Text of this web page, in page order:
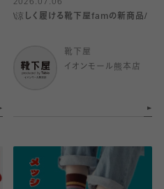
2026.07.06
\涼しく履ける靴下屋famの新商品/
靴下屋
イオンモール熊本店